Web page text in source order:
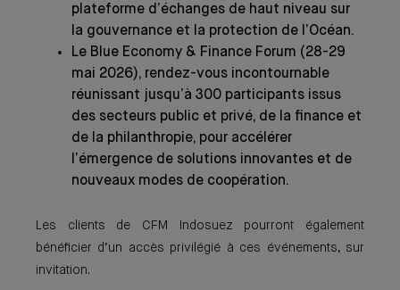
plateforme d’échanges de haut niveau sur
la gouvernance et la protection de l’Océan.
Le Blue Economy & Finance Forum (28-29
mai 2026), rendez-vous incontournable
réunissant jusqu’à 300 participants issus
des secteurs public et privé, de la finance et
de la philanthropie, pour accélérer
l’émergence de solutions innovantes et de
nouveaux modes de coopération.
Les clients de CFM Indosuez pourront également
bénéficier d’un accès privilégié à ces événements, sur
invitation.